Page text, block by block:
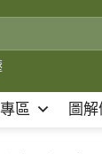
區 圖